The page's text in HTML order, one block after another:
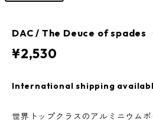
DAC / The Deuce of spades（
¥2,530
International shipping
世界トップクラスのアルミニウム